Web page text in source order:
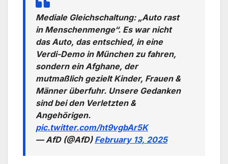
Mediale Gleichschaltung: „Auto rast
in Menschenmenge“. Es war nicht
das Auto, das entschied, in eine
Verdi-Demo in München zu fahren,
sondern ein Afghane, der
mutmaßlich gezielt Kinder, Frauen &
Männer überfuhr. Unsere Gedanken
sind bei den Verletzten &
Angehörigen.
pic.twitter.com/ht9vgbAr5K
— AfD (@AfD) February 13, 2025